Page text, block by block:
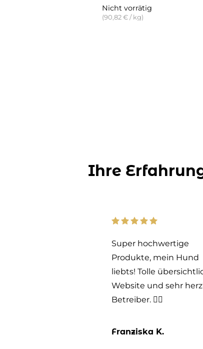
Nicht vorrätig
(90,82€/kg)
Ihre
Super hochwertige
Produkte, mein Hund
liebts! Tolle
Website und sehr
Betreiber. 👍🏻
Franziska K.